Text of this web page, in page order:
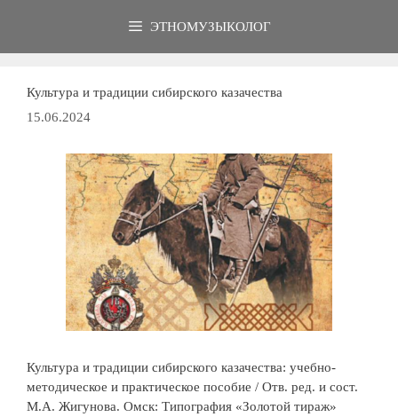
ЭТНОМУЗЫКОЛОГ
Культура и традиции сибирского казачества
15.06.2024
Культура и традиции сибирского казачества: учебно-
методическое и практическое пособие / Отв. ред. и сост.
М.А. Жигунова. Омск: Типография «Золотой тираж»